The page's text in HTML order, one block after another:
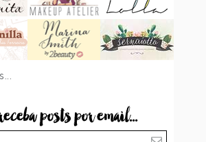
posts por email...